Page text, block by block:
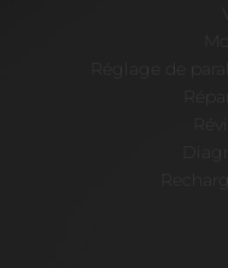
Réglage de